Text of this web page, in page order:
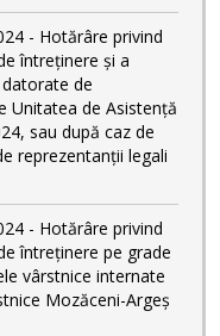
- Hotărâre privind
întreținere și a
de
Unitatea de Asistență
sau după caz de
reprezentanții legali
- Hotărâre privind
întreţinere pe grade
vârstnice internate
Mozăceni-Argeș